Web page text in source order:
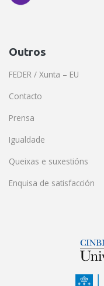
Outros
FEDER / Xunta – EU
Contacto
Prensa
Igualdade
Queixas e suxestións
Enquisa de satisfacción